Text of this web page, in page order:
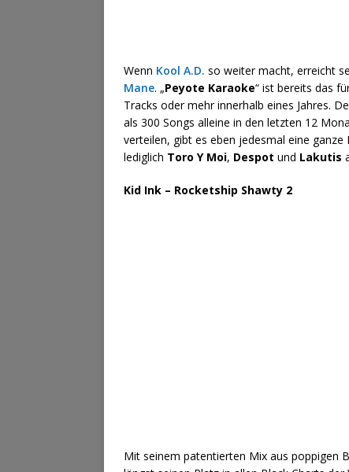
Wenn Kool A.D. so weiter macht, erreicht
Mane. „Peyote Karaoke“ ist bereits das
Tracks oder mehr innerhalb eines Jahres.
als 300 Songs alleine in den letzten 12
verteilen, gibt es eben jedesmal eine
lediglich Toro Y Moi, Despot und Lakutis
Kid Ink – Rocketship Shawty 2
Mit seinem patentierten Mix aus poppigen